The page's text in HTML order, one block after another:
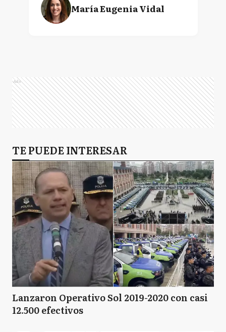
María Eugenia Vidal
Ads
TE PUEDE INTERESAR
Lanzaron Operativo Sol 2019-2020 con casi
12.500 efectivos